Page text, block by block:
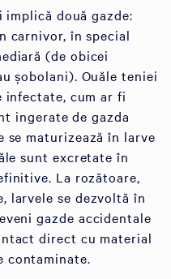
două gazde:
carnivor, în special
(de obicei
șobolani). Ouăle teniei
infectate, cum ar fi
ingerate de gazda
maturizează în larve
sunt excretate în
La rozătoare,
larvele se dezvoltă în
gazde accidentale
direct cu material
contaminate.